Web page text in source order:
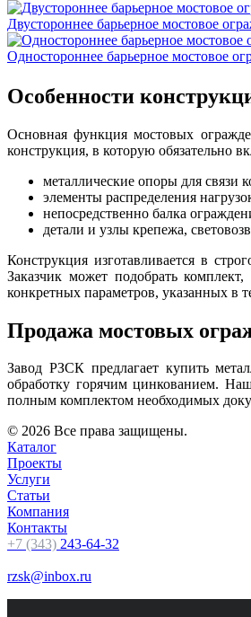
Двустороннее барьерное мостовое
Одностороннее барьерное мостовое
Особенности
Основная функция мостовых
конструкция, в которую обязательно
металлические опоры для связи
элементы распределения
непосредственно балка
детали и узлы крепежа,
Конструкция изготавливается в
Заказчик может подобрать
конкретных параметров, указанных в
Продажа мостовых
Завод РЗСК предлагает купить
обработку горячим цинкованием.
полным комплектом необходимых
© 2026 Все права защищены.
Каталог
Проекты
Услуги
Статьи
Компания
Контакты
+7 (343) 243-64-32
rzsk@inbox.ru